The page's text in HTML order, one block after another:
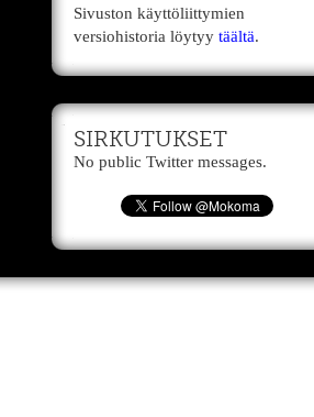
Sivuston käyttöliittymien
versiohistoria löytyy täältä.
SIRKUTUKSET
No public Twitter messages.